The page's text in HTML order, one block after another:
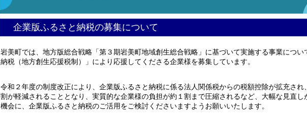
企業版ふるさと納税の募集について
岩美町では、地方版総合戦略「第３期岩美町地域創生総合戦略」に基づいて実施する事業につい
納税（地方創生応援税制）」により応援してくださる企業様を募集しています。
令和２年度の制度改正により、企業版ふるさと納税に係る法人関係税からの税額控除が拡充され
割が軽減されることとなり、実質的な企業様の負担が約１割まで圧縮されるなど、大幅な見直し
機会に、企業版ふるさと納税のご活用をご検討くださいますようお願いいたします。